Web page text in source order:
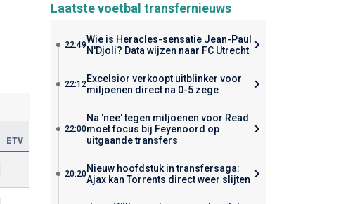
ETV
Laatste voetbal transfernieuws
22:49Wie is Heracles-sensatie Jean-Paul
N'Djoli? Data wijzen naar FC Utrecht
22:12Excelsior verkoopt uitblinker voor
miljoenen direct na 0-5 zege
22:00
Na 'nee' tegen miljoenen voor Read
moet focus bij Feyenoord op
uitgaande transfers
20:20Nieuw hoofdstuk in transfersaga:
Ajax kan Torrents direct weer slijten